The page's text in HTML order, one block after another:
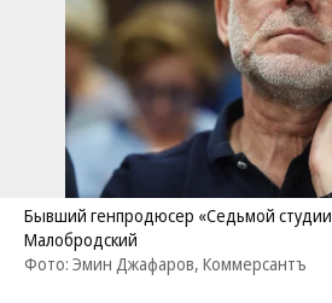
Бывший генпродюсер «Седьмой
Малобродский
Фото: Эмин Джафаров, Коммерсантъ